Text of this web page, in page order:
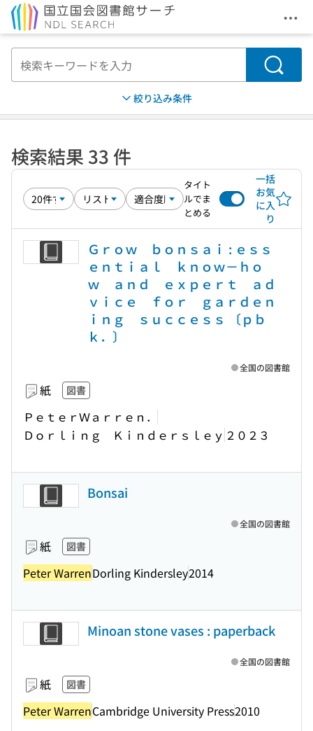
メ
検索
絞り込み条件
検索結果 33 件
タイト
ルでま
とめる
一括
お気
に入
り
Ｇｒｏｗ ｂｏｎｓａｉ : ｅｓｓ
ｅｎｔｉａｌ ｋｎｏｗ－ｈｏ
ｗ ａｎｄ ｅｘｐｅｒｔ ａｄ
ｖｉｃｅ ｆｏｒ ｇａｒｄｅｎ
ｉｎｇ ｓｕｃｃｅｓｓ 〔ｐｂ
ｋ．〕
紙 図書
ＰｅｔｅｒＷａｒｒｅｎ．
Ｄｏｒｌｉｎｇ Ｋｉｎｄｅｒｓｌｅｙ ２０２３
全国の図書館
Bonsai
紙 図書
Peter WarrenDorling Kindersley2014
全国の図書館
Minoan stone vases : paperback
紙 図書
Peter WarrenCambridge University Press2010
全国の図書館